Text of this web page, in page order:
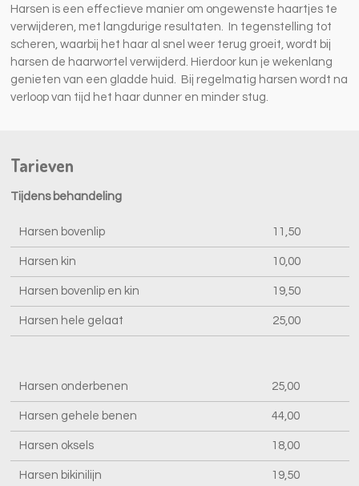
Harsen is een effectieve manier om ongewenste haartjes te
verwijderen, met langdurige resultaten. In tegenstelling tot
scheren, waarbij het haar al snel weer terug groeit, wordt bij
harsen de haarwortel verwijderd. Hierdoor kun je wekenlang
genieten van een gladde huid. Bij regelmatig harsen wordt na
verloop van tijd het haar dunner en minder stug.
Tarieven
Tijdens behandeling
Harsen bovenlip 11,50
Harsen kin 10,00
Harsen bovenlip en kin 19,50
Harsen hele gelaat 25,00
Harsen onderbenen 25,00
Harsen gehele benen 44,00
Harsen oksels 18,00
Harsen bikinilijn 19,50